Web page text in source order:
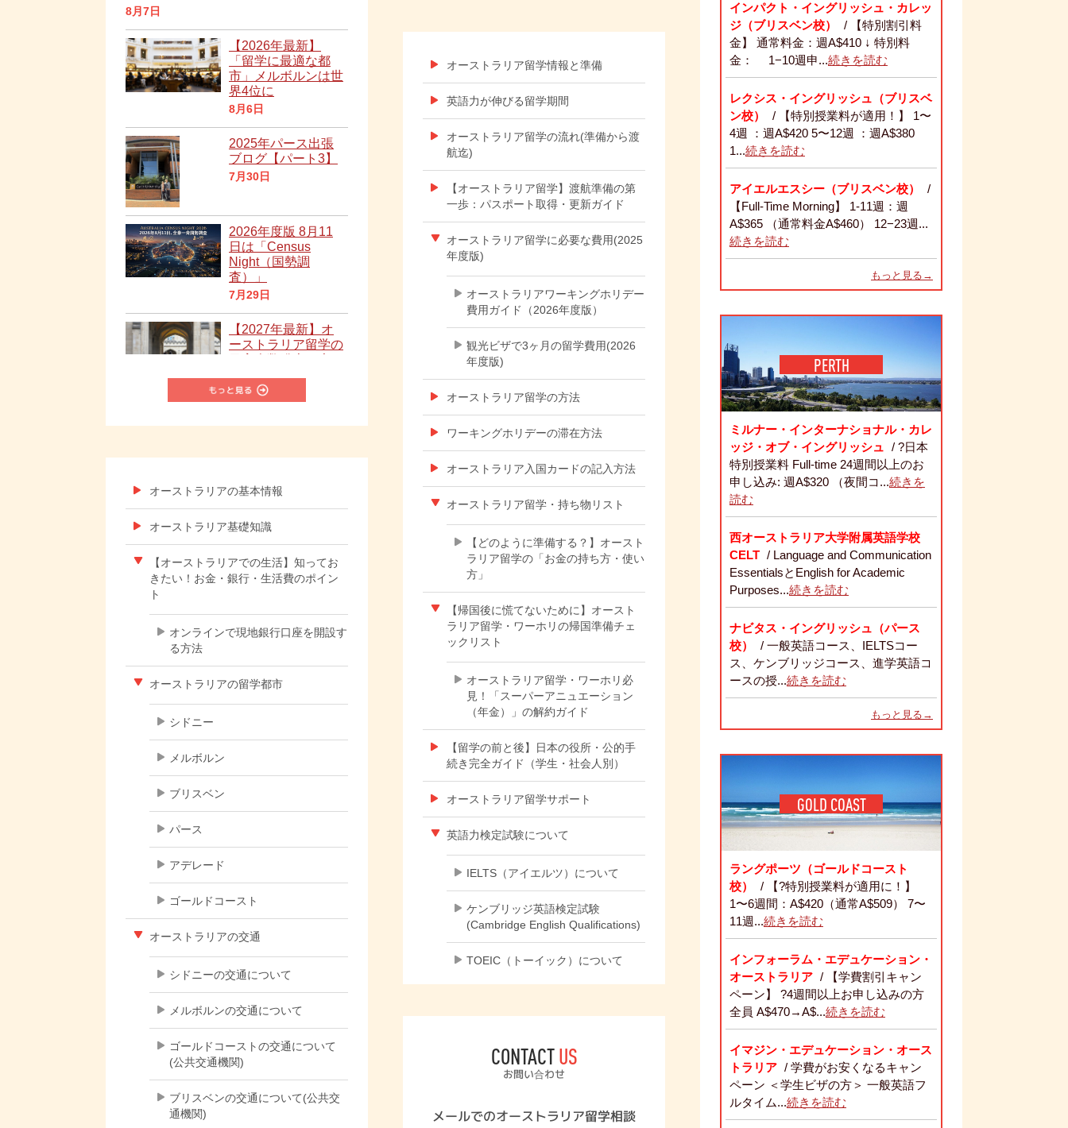
インパクト・イングリッシュ・カレッ
ジ（ブリスベン校）
/ 【特別割引料
金】 通常料金：週A$410 ↓ 特別料
金： 1−10週申...続きを読む
レクシス・イングリッシュ（ブリスベ
ン校）
/ 【特別授業料が適用！】 1〜
4週 ：週A$420 5〜12週 ：週A$380
1...続きを読む
アイエルエスシー（ブリスベン校）
/
【Full-Time Morning】 1-11週：週
A$365 （通常料金A$460） 12−23週...
続きを読む
もっと見る→
PERTH
ミルナー・インターナショナル・カレ
ッジ・オブ・イングリッシュ / ?日本
特別授業料 Full-time 24週間以上のお
申し込み: 週A$320 （夜間コ...続きを
読む
西オーストラリア大学附属英語学校
CELT / Language and Communication
EssentialsとEnglish for Academic
Purposes...続きを読む
ナビタス・イングリッシュ（パース
校）
/ 一般英語コース、IELTSコー
ス、ケンブリッジコース、進学英語コ
ースの授...続きを読む
もっと見る→
GOLD COAST
ラングポーツ（ゴールドコースト
校）
/ 【?特別授業料が適用に！】
1〜6週間：A$420（通常A$509） 7〜
11週...続きを読む
インフォーラム・エデュケーション・
オーストラリア / 【学費割引キャン
ペーン】 ?4週間以上お申し込みの方
全員 A$470→A$...続きを読む
イマジン・エデュケーション・オース
トラリア / 学費がお安くなるキャン
ペーン ＜学生ビザの方＞ 一般英語フ
ルタイム...続きを読む
8月7日
【2026年最新】
「留学に最適な都
市」メルボルンは世
界4位に
8月6日
2025年パース出張
ブログ【パート3】
7月30日
2026年度版 8月11
日は「Census
Night（国勢調
査）」
7月29日
【2027年最新】オ
ーストラリア留学の
響と対策
オーストラリア留学情報と準備
英語力が伸びる留学期間
オーストラリア留学の流れ(準備から渡
航迄)
【オーストラリア留学】渡航準備の第
一歩：パスポート取得・更新ガイド
オーストラリア留学に必要な費用(2025
年度版)
オーストラリアワーキングホリデー
費用ガイド（2026年度版）
観光ビザで3ヶ月の留学費用(2026
年度版)
オーストラリア留学の方法
ワーキングホリデーの滞在方法
オーストラリア入国カードの記入方法
オーストラリア留学・持ち物リスト
【どのように準備する？】オースト
ラリア留学の「お金の持ち方・使い
方」
【帰国後に慌てないために】オースト
ラリア留学・ワーホリの帰国準備チェ
ックリスト
オーストラリア留学・ワーホリ必
見！「スーパーアニュエーション
（年金）」の解約ガイド
【留学の前と後】日本の役所・公的手
続き完全ガイド（学生・社会人別）
オーストラリア留学サポート
英語力検定試験について
IELTS（アイエルツ）について
ケンブリッジ英語検定試験
(Cambridge English Qualifications)
TOEIC（トーイック）について
オーストラリアの基本情報
オーストラリア基礎知識
【オーストラリアでの生活】知ってお
きたい！お金・銀行・生活費のポイン
ト
オンラインで現地銀行口座を開設す
る方法
オーストラリアの留学都市
シドニー
メルボルン
ブリスベン
パース
アデレード
ゴールドコースト
オーストラリアの交通
シドニーの交通について
メルボルンの交通について
ゴールドコーストの交通について
(公共交通機関)
ブリスベンの交通について(公共交
通機関)
CONTACTUS
お問い合わせ
メールでのオーストラリア留学相談